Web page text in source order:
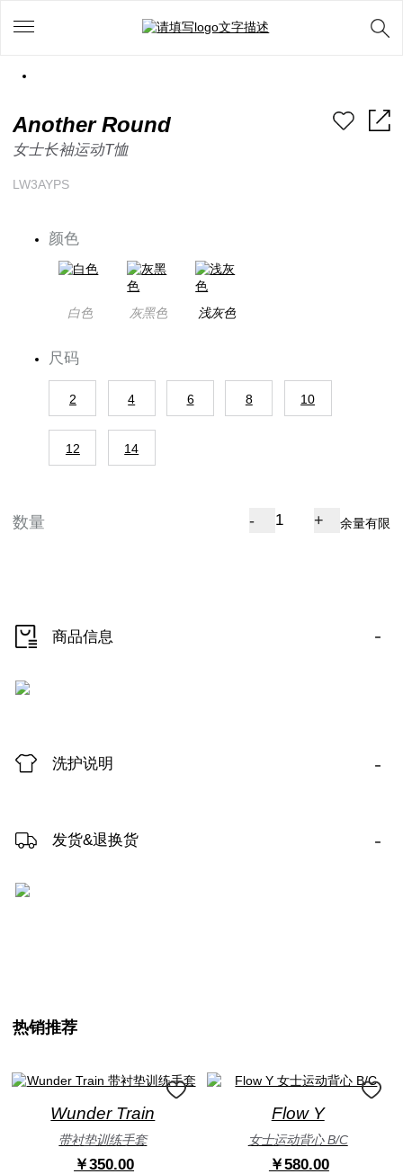
Another Round
女士长袖运动T恤
LW3AYPS
颜色
白色 灰黑色 浅灰色
尺码
2 4 6 8 10
12 14
数量 - + 余量有限
商品信息 -
洗护说明 -
发货&退换货 -
热销推荐
Wunder Train
带衬垫训练手套
￥350.00
Flow Y
女士运动背心 B/C
￥580.00